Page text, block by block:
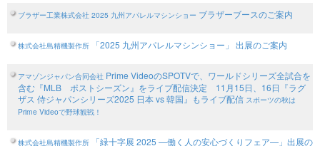
ブラザー工業株式会社 2025 九州アパレルマシンショー ブラザーブースのご案内
株式会社島精機製作所 「2025 九州アパレルマシンショー」 出展のご案内
アマゾンジャパン合同会社 Prime VideoのSPOTVで、ワールドシリーズ全試合を
含む『MLB ポストシーズン』をライブ配信決定 11月15日、16日『ラグ
ザス 侍ジャパンシリーズ2025 日本 vs 韓国』もライブ配信 スポーツの秋は
Prime Videoで野球観戦！
株式会社島精機製作所 「緑十字展 2025 —働く人の安心づくりフェア—」出展の